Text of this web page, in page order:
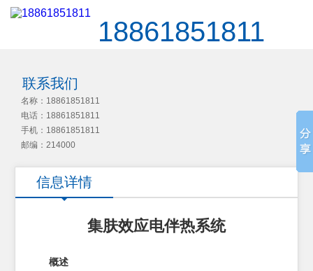
18861851811
联系我们
名称：18861851811
电话：18861851811
手机：18861851811
邮编：214000
信息详情
集肤效应电伴热系统
概述